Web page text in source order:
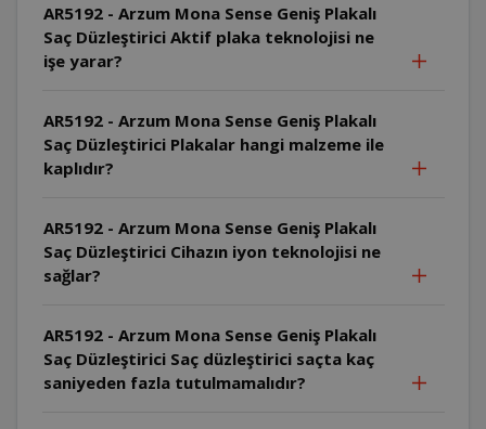
AR5192 - Arzum Mona Sense Geniş Plakalı
Saç Düzleştirici Aktif plaka teknolojisi ne
işe yarar?
AR5192 - Arzum Mona Sense Geniş Plakalı
Saç Düzleştirici Plakalar hangi malzeme ile
kaplıdır?
AR5192 - Arzum Mona Sense Geniş Plakalı
Saç Düzleştirici Cihazın iyon teknolojisi ne
sağlar?
AR5192 - Arzum Mona Sense Geniş Plakalı
Saç Düzleştirici Saç düzleştirici saçta kaç
saniyeden fazla tutulmamalıdır?